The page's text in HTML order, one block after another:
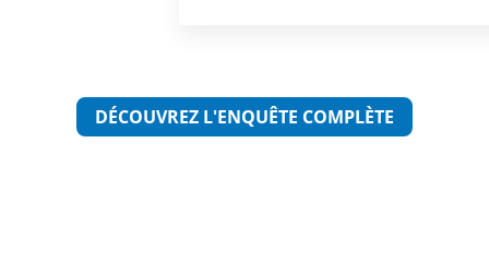
DÉCOUVREZ L'ENQUÊTE COMPLÈTE